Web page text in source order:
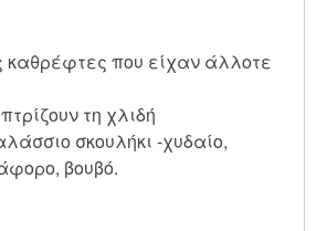
που είχαν άλλοτε
τη χλιδή
σκουλήκι -χυδαίο,
βουβό.